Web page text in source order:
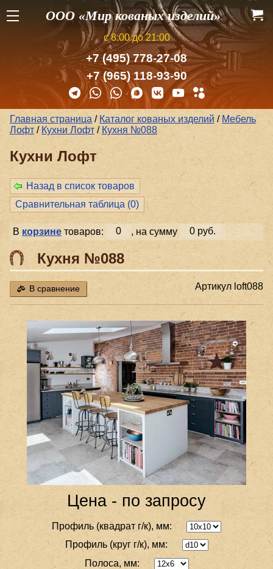
ООО «Мир кованых изделий»
с 8:00 до 21:00
+7 (495) 778-27-08
+7 (965) 118-93-90
Главная страница / Каталог кованых изделий / Мебель
Лофт / Кухни Лофт / Кухня №088
Кухни Лофт
Назад в список товаров
Сравнительная таблица (0)
В корзинетоваров: 0 , на сумму 0 руб.
Кухня №088
В сравнение Артикул loft088
Цена - по запросу
Профиль (квадрат г/к), мм:
Профиль (круг г/к), мм:
Полоса, мм: